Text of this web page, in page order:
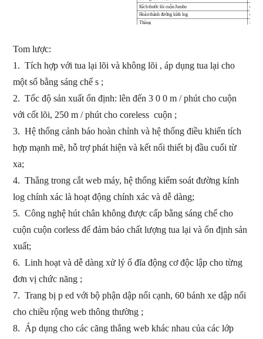
Kích thước lõi cuộn Jumbo
φ
Hoàn thành đường kính log φ
Thủng 4
Hệ thống căng thẳng web
Giá đỡ
Đơn vị dập nổi
Đơn vị dập nổi cạnh
Tom lược:
1.Tích hợp với tua lại lõi và không lõi ,áp dụng tua lại cho
một sốbằng sáng chếs ;
2.Tốc độ sản xuất ổn định: lên đến 300m / phút cho cuộn
với cốt lõi, 250m / phútcho coreless cuộn ;
3.Hệ thống cảnh báo hoàn chỉnh và hệ thống điều khiển tích
hợp mạnh mẽ,hỗ trợphát hiện và kết nối thiết bị đầu cuối từ
xa;
4.Thẳng trong cắt web máy,hệ thống kiểm soát đường kính
log chính xác làhoạt độngchính xácvà dễ dàng;
5.Công nghệ hút chân không được cấp bằng sáng chế cho
cuộn cuộn corless để đảm bảo chất lượng tua lại và ổn định sản
xuất;
6.Linh hoạt và dễ dàng xử lý ổ đĩa động cơ độc lập cho từng
đơn vị chức năng ;
7.Trang bịped với bộ phận dập nổi cạnh,60 bánh xe dập nổi
chochiều rộng webthông thường ;
8. Áp dụng cho các căng thẳng web khác nhau của các lớp